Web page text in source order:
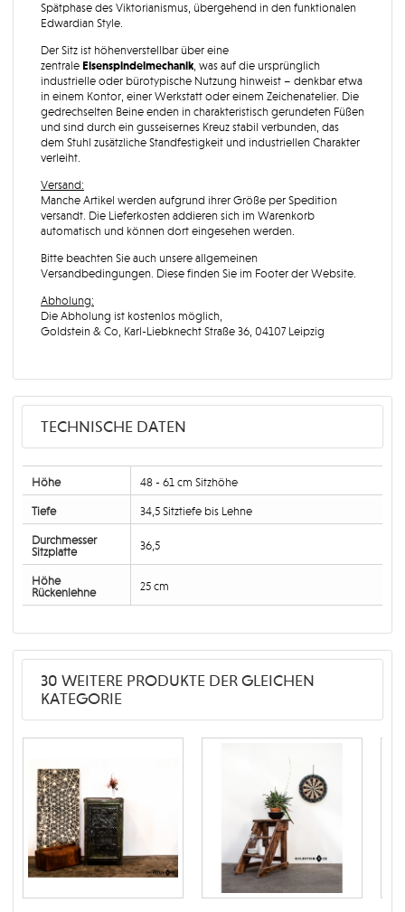
Spätphase des Viktorianismus, übergehend in den funktionalen
Edwardian Style.
Der Sitz ist höhenverstellbar über eine
zentrale Eisenspindelmechanik, was auf die ursprünglich
industrielle oder bürotypische Nutzung hinweist – denkbar etwa
in einem Kontor, einer Werkstatt oder einem Zeichenatelier. Die
gedrechselten Beine enden in charakteristisch gerundeten Füßen
und sind durch ein gusseisernes Kreuz stabil verbunden, das
dem Stuhl zusätzliche Standfestigkeit und industriellen Charakter
verleiht.
Versand:
Manche Artikel werden aufgrund ihrer Größe per Spedition
versandt. Die Lieferkosten addieren sich im Warenkorb
automatisch und können dort eingesehen werden.
Bitte beachten Sie auch unsere allgemeinen
Versandbedingungen. Diese finden Sie im Footer der Website.
Abholung:
Die Abholung ist kostenlos möglich,
Goldstein & Co, Karl-Liebknecht Straße 36, 04107 Leipzig
TECHNISCHE DATEN
Höhe 48 - 61 cm Sitzhöhe
Tiefe 34,5 Sitztiefe bis Lehne
Durchmesser
Sitzplatte
36,5
Höhe
Rückenlehne
25 cm
30 WEITERE PRODUKTE DER GLEICHEN
KATEGORIE